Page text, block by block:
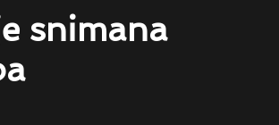
snimana